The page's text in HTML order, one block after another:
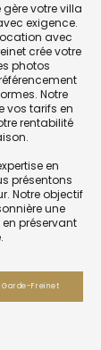
gère votre villa
exigence.
avec
crée votre
photos
Notre
vos tarifs en
rentabilité
en
présentons
Notre objectif
une
préservant
Freinet